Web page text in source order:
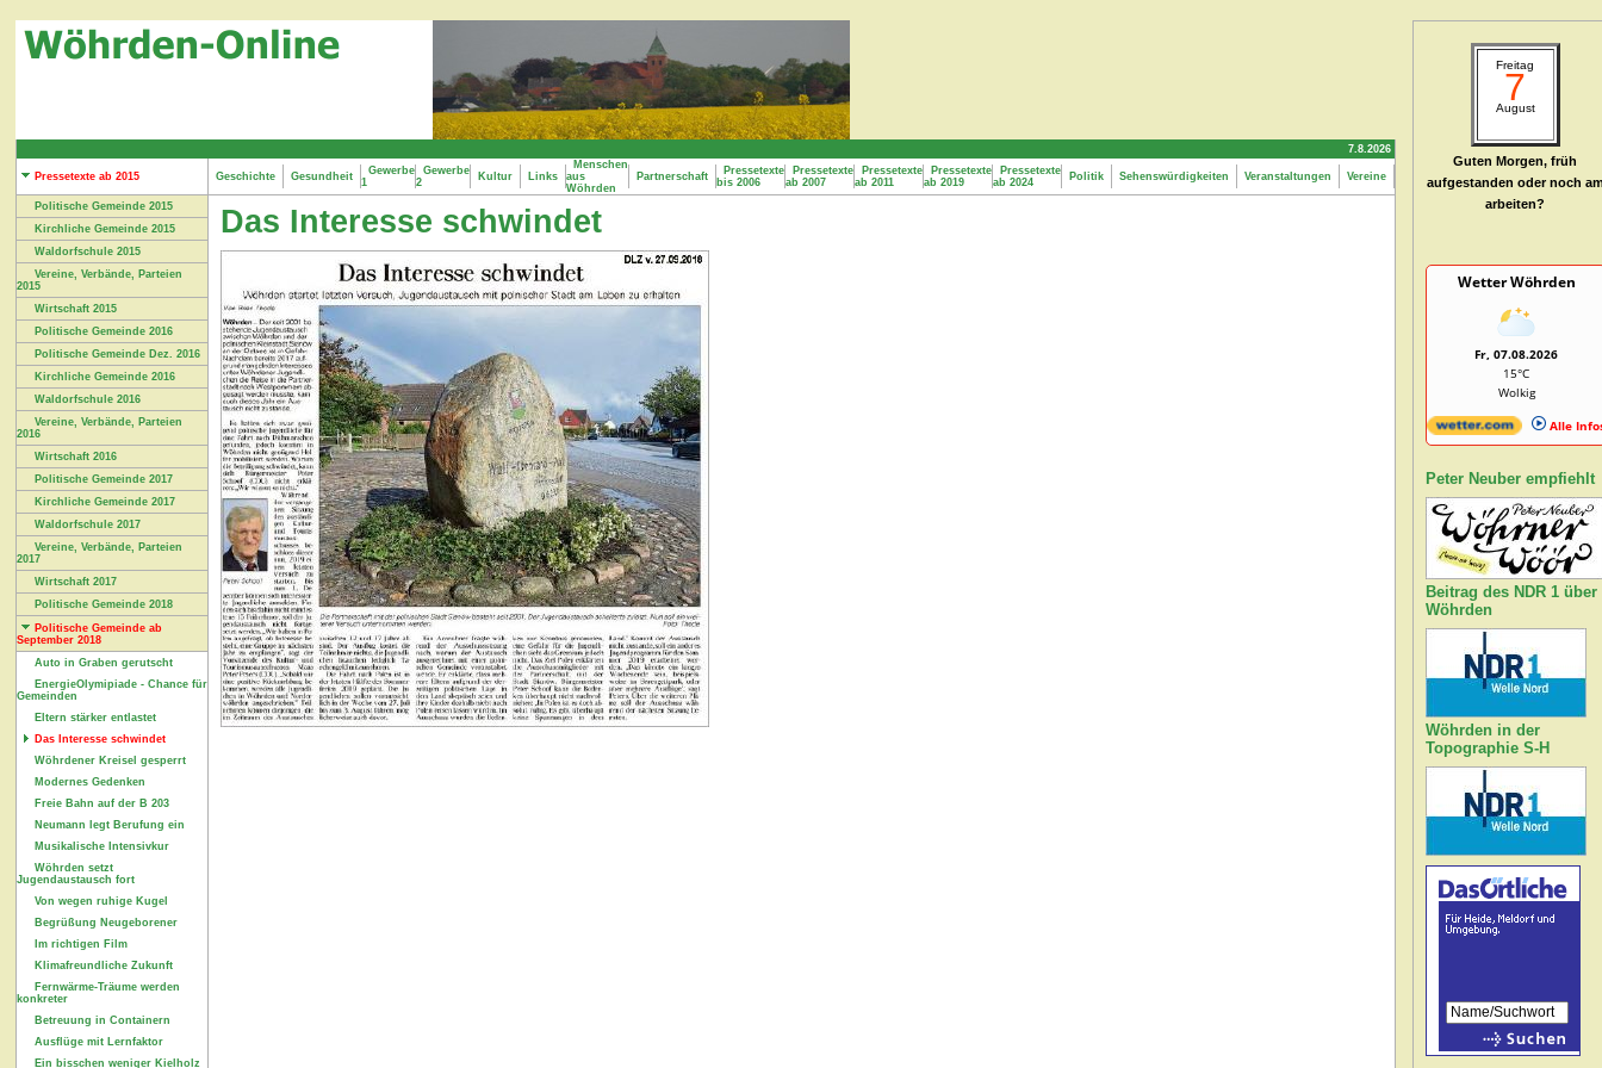
7.8.2026
Pressetexte ab 2015 Geschichte Gesundheit
Gewerbe
1
Gewerbe
2
Kultur Links
Menschen
aus
Wöhrden
Partnerschaft
Pressetexte
bis 2006
Pressetexte
ab 2007
Pressetexte
ab 2011
Pressetexte
ab 2019
Pressetexte
ab 2024
Politik Sehenswürdigkeiten Veranstaltungen Vereine
Politische Gemeinde 2015
Kirchliche Gemeinde 2015
Waldorfschule 2015
Vereine, Verbände, Parteien
2015
Wirtschaft 2015
Politische Gemeinde 2016
Politische Gemeinde Dez. 2016
Kirchliche Gemeinde 2016
Waldorfschule 2016
Vereine, Verbände, Parteien
2016
Wirtschaft 2016
Politische Gemeinde 2017
Kirchliche Gemeinde 2017
Waldorfschule 2017
Vereine, Verbände, Parteien
2017
Wirtschaft 2017
Politische Gemeinde 2018
Politische Gemeinde ab
September 2018
Auto in Graben gerutscht
EnergieOlymipiade - Chance für
Gemeinden
Eltern stärker entlastet
Das Interesse schwindet
Wöhrdener Kreisel gesperrt
Modernes Gedenken
Freie Bahn auf der B 203
Neumann legt Berufung ein
Musikalische Intensivkur
Wöhrden setzt
Jugendaustausch fort
Von wegen ruhige Kugel
Begrüßung Neugeborener
Im richtigen Film
Klimafreundliche Zukunft
Fernwärme-Träume werden
konkreter
Betreuung in Containern
Ausflüge mit Lernfaktor
Ein bisschen weniger Kielholz
Das Interesse schwindet
Freitag
7
August
Guten Morgen, früh
aufgestanden oder noch
arbeiten?
Wetter Wöhrden
Fr, 07.08.2026
15°C
Wolkig
Alle
Peter Neuber empfiehlt
Beitrag des NDR 1 über
Wöhrden
Wöhrden in der
Topographie S-H